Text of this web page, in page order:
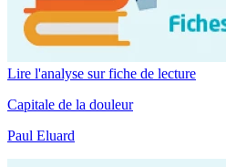
Lire l'analyse sur fiche de lecture
Capitale de la douleur
Paul Eluard